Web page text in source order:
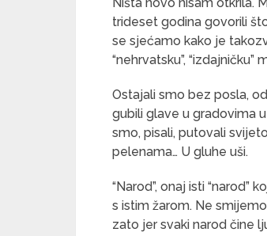
trideset godina govorili
se sjećamo kako je
“nehrvatsku”, “izdajničku”
Ostajali smo bez posla,
gubili glave u gradovima
smo, pisali, putovali
pelenama… U gluhe uši.
“Narod”, onaj isti
s istim žarom. Ne
zato jer svaki narod čine